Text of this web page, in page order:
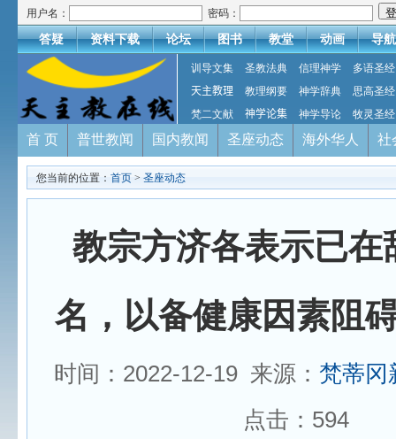
用户名： 密码：
答疑 资料下载 论坛 图书 教堂 动画 导航
训导文集 圣教法典 信理神学
多语圣经
天主教理
教理纲要 神学辞典
思高圣经
梵二文献
神学论集 神学导论 牧灵圣经
首 页 普世教闻 国内教闻 圣座动态 海外华人 社
您当前的位置： 首页 > 圣座动态
教宗方济各表示已在
名，以备健康因素阻
时间：2022-12-19 来源： 梵蒂冈
点击： 594